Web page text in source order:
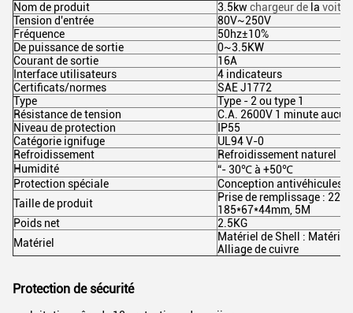
Nom de produit 3.5kwchargeur de la
Tension d'entrée
80V~250V
Fréquence
50hz±10%
De puissance de sortie
0~3.5KW
Courant de sortie
16A
Interface utilisateurs
4 indicateurs
Certificats/normes
SAE J1772
Type
Type - 2 ou type 1
Résistance de tension
C.A. 2600V 1 minute
Niveau de protection
IP55
Catégorie ignifuge
UL94 V-0
Refroidissement
Refroidissement naturel
Humidité
“- 30℃ à +50℃
Protection spéciale
Conception antivéhicules
Taille de produit
Prise de remplissage :
185*67*44mm, 5M
Poids net
2.5KG
Matériel
Matériel de Shell :
Alliage de cuivre
Protection de sécurité